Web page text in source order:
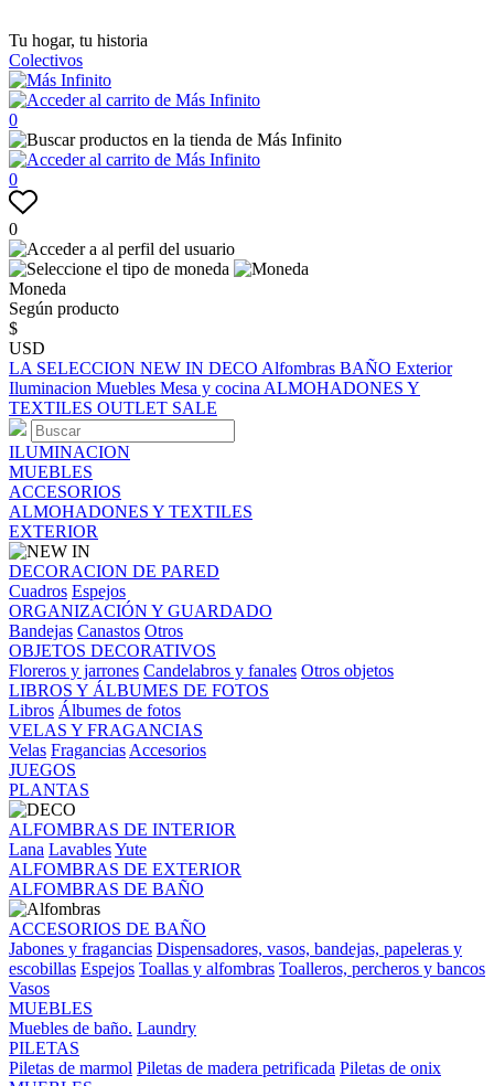
Tu hogar, tu historia
Colectivos
0
0
0
Moneda
Según producto
$
USD
LA SELECCION NEW IN DECO Alfombras BAÑO Exterior
Iluminacion Muebles Mesa y cocina ALMOHADONES Y
TEXTILES OUTLET SALE
ILUMINACION
MUEBLES
ACCESORIOS
ALMOHADONES Y TEXTILES
EXTERIOR
DECORACION DE PARED
Cuadros Espejos
ORGANIZACIÓN Y GUARDADO
Bandejas Canastos Otros
OBJETOS DECORATIVOS
Floreros y jarrones Candelabros y fanales Otros objetos
LIBROS Y ÁLBUMES DE FOTOS
Libros Álbumes de fotos
VELAS Y FRAGANCIAS
Velas Fragancias Accesorios
JUEGOS
PLANTAS
ALFOMBRAS DE INTERIOR
Lana LavablesYute
ALFOMBRAS DE EXTERIOR
ALFOMBRAS DE BAÑO
ACCESORIOS DE BAÑO
Jabones y fragancias Dispensadores, vasos, bandejas, papeleras y
escobillas Espejos Toallas y alfombras Toalleros, percheros y bancos
Vasos
MUEBLES
Muebles de baño. Laundry
PILETAS
Piletas de marmol Piletas de madera petrificada Piletas de onix